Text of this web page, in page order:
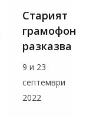
Старият
грамофон
разказва
9 и 23
септември
2022